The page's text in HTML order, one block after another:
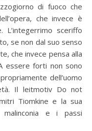
di fuoco che
che invece è
sceriffo
se non dal suo senso
che invece pensa alla
essere forti non sono
dell’uomo
Il leitmotiv Do not
Tiomkine e la sua
malinconia e i passi